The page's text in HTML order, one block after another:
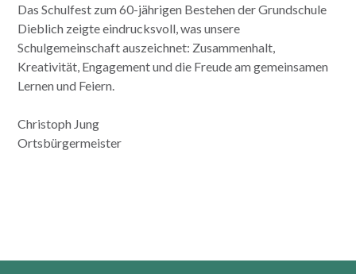
Das Schulfest zum 60-jährigen Bestehen der Grundschule
Dieblich zeigte eindrucksvoll, was unsere
Schulgemeinschaft auszeichnet: Zusammenhalt,
Kreativität, Engagement und die Freude am gemeinsamen
Lernen und Feiern.
Christoph Jung
Ortsbürgermeister